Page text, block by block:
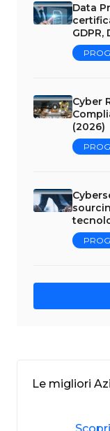
Data
Cyber
(2026)
Le migliori